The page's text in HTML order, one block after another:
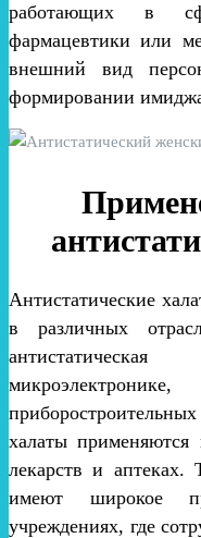
работающих в
фармацевтики или
внешний вид
формировании
Антистатические
в различных
халаты применяются
лекарств и аптеках.
имеют широкое
учреждениях, где